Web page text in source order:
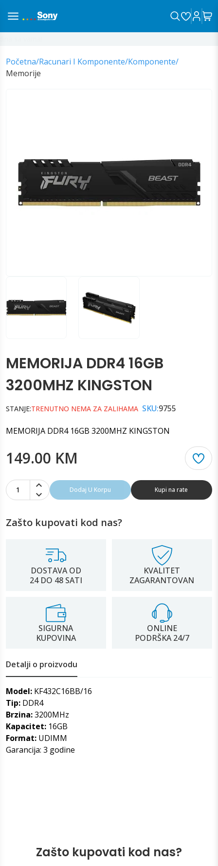
Početna/Racunari I Komponente/Komponente/
Memorije
MEMORIJA DDR4 16GB
3200MHZ KINGSTON
STANJE:TRENUTNO NEMA ZA ZALIHAMA SKU:9755
MEMORIJA DDR4 16GB 3200MHZ KINGSTON
149.00 KM
1 Dodaj U Korpu Kupi na rate
Zašto kupovati kod nas?
DOSTAVA OD
24 DO 48 SATI
KVALITET
ZAGARANTOVAN
SIGURNA
KUPOVINA
ONLINE
PODRŠKA 24/7
Detalji o proizvodu
Model: KF432C16BB/16
Tip: DDR4
Brzina:3200MHz
Kapacitet: 16GB
Format: UDIMM
Garancija: 3 godine
Zašto kupovati kod nas?